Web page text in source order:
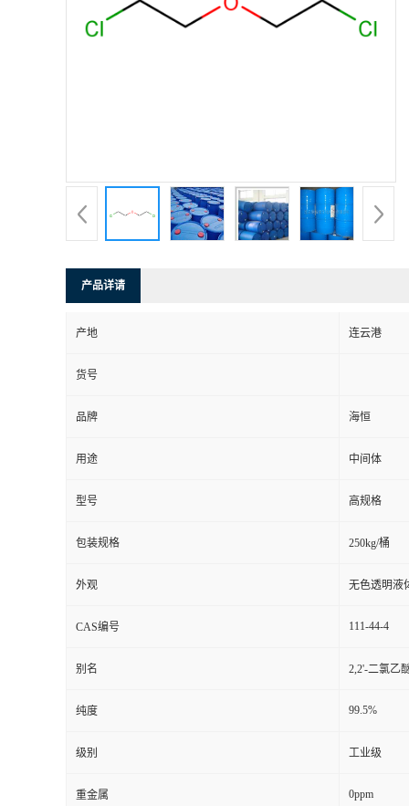
产品详请
产地 连云港
货号
品牌 海恒
用途 中间体
型号 高规格
包装规格 250kg/桶
外观 无色透明液
CAS编号 111-44-4
别名 2,2'-二氯乙
纯度 99.5%
级别 工业级
重金属 0ppm